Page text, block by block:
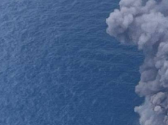
韓網替她抱不平：該避嫌 21:17
夫看病 意外查出肺腺癌 21:13
驚揭陳時中『根本先知』 21:10
空城計 iPhone 18照登台 21:10